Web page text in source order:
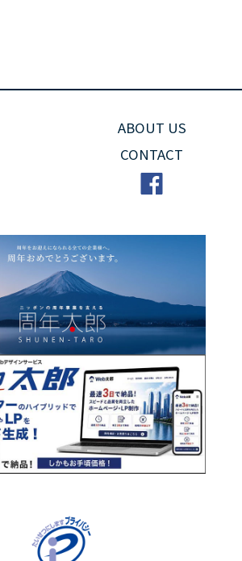
ABOUT US
CONTACT